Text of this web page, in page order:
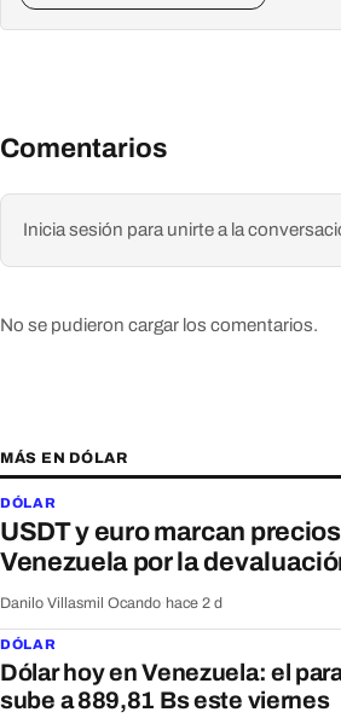
Comentarios
Inicia sesión para unirte a la
No se pudieron cargar los comentarios.
MÁS EN DÓLAR
DÓLAR
USDT y euro marcan
Venezuela por la
Danilo Villasmil Ocando hace 2 d
DÓLAR
Dólar hoy en Venezuela: el
sube a 889,81 Bs este viernes